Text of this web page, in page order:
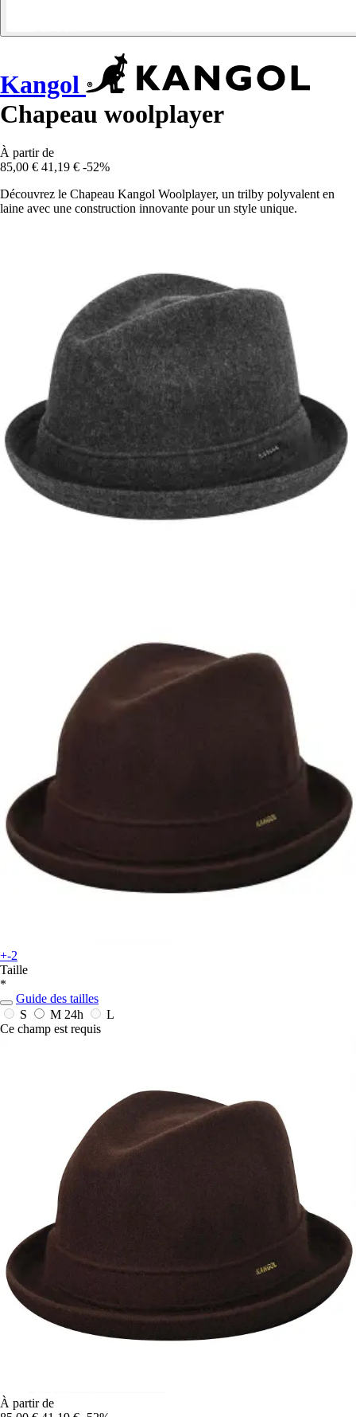
Kangol
Chapeau woolplayer
À partir de
85,00 € 41,19 € -52%
Découvrez le Chapeau Kangol Woolplayer, un trilby polyvalent en
laine avec une construction innovante pour un style unique.
+-2
Taille
*
Guide des tailles
S
M 24h
L
Ce champ est requis
À partir de